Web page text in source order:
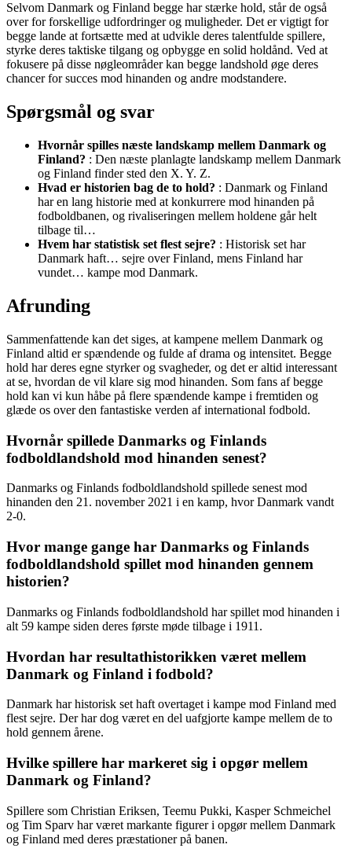
Selvom Danmark og Finland begge har stærke hold, står de også
over for forskellige udfordringer og muligheder. Det er vigtigt for
begge lande at fortsætte med at udvikle deres talentfulde spillere,
styrke deres taktiske tilgang og opbygge en solid holdånd. Ved at
fokusere på disse nøgleområder kan begge landshold øge deres
chancer for succes mod hinanden og andre modstandere.
Spørgsmål og svar
Hvornår spilles næste landskamp mellem Danmark og
Finland? : Den næste planlagte landskamp mellem Danmark
og Finland finder sted den X. Y. Z.
Hvad er historien bag de to hold? : Danmark og Finland
har en lang historie med at konkurrere mod hinanden på
fodboldbanen, og rivaliseringen mellem holdene går helt
tilbage til…
Hvem har statistisk set flest sejre? : Historisk set har
Danmark haft… sejre over Finland, mens Finland har
vundet… kampe mod Danmark.
Afrunding
Sammenfattende kan det siges, at kampene mellem Danmark og
Finland altid er spændende og fulde af drama og intensitet. Begge
hold har deres egne styrker og svagheder, og det er altid interessant
at se, hvordan de vil klare sig mod hinanden. Som fans af begge
hold kan vi kun håbe på flere spændende kampe i fremtiden og
glæde os over den fantastiske verden af international fodbold.
Hvornår spillede Danmarks og Finlands
fodboldlandshold mod hinanden senest?
Danmarks og Finlands fodboldlandshold spillede senest mod
hinanden den 21. november 2021 i en kamp, hvor Danmark vandt
2-0.
Hvor mange gange har Danmarks og Finlands
fodboldlandshold spillet mod hinanden gennem
historien?
Danmarks og Finlands fodboldlandshold har spillet mod hinanden i
alt 59 kampe siden deres første møde tilbage i 1911.
Hvordan har resultathistorikken været mellem
Danmark og Finland i fodbold?
Danmark har historisk set haft overtaget i kampe mod Finland med
flest sejre. Der har dog været en del uafgjorte kampe mellem de to
hold gennem årene.
Hvilke spillere har markeret sig i opgør mellem
Danmark og Finland?
Spillere som Christian Eriksen, Teemu Pukki, Kasper Schmeichel
og Tim Sparv har været markante figurer i opgør mellem Danmark
og Finland med deres præstationer på banen.